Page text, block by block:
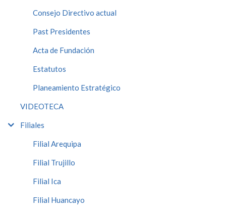
Consejo Directivo actual
Past Presidentes
Acta de Fundación
Estatutos
Planeamiento Estratégico
VIDEOTECA
Filiales
Filial Arequipa
Filial Trujillo
Filial Ica
Filial Huancayo